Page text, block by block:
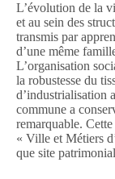
L’évolution de la
et au sein des
transmis par
d’une même
L’organisation
la robustesse du
d’industrialisation
commune a
remarquable.
« Ville et Métiers
que site